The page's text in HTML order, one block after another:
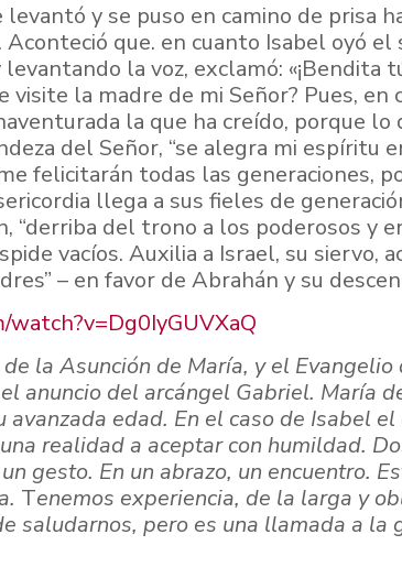
y se puso en camino de prisa
Aconteció que. en cuanto Isabel oyó
la voz, exclamó:
visite la madre de mi Señor? Pues,
la que ha creído, porque lo
del Señor, “se alegra mi espíritu
felicitarán todas las generaciones,
llega a sus fieles de
“derriba del trono a los poderosos
vacíos. Auxilia a Israel, su siervo,
– en favor de Abrahán y su
la Asunción de María, y el
anuncio del arcángel Gabriel. María
avanzada edad. En el caso de Isabel
realidad a aceptar con humildad.
gesto. En un abrazo, un encuentro.
Tenemos experiencia, de la larga y
saludarnos, pero es una llamada a la